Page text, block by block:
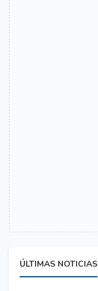
ÚLTIMAS NOTICIAS